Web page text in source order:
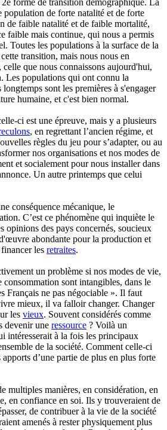
population de forte natalité et de forte
de faible natalité et de faible mortalité,
faible mais continue, qui nous a permis
Toutes les populations à la surface de la
transition, mais nous nous en
que nous connaissons aujourd'hui,
Les populations qui ont connu la
sont les premières à s'engager
humaine, et c'est bien normal.
ci est une épreuve, mais y a plusieurs
, en regrettant l’ancien régime, et
règles du jeu pour s’adapter, ou au
nos organisations et nos modes de
et socialement pour nous installer dans
Un autre printemps que celui
conséquence mécanique, le
C’est ce phénomène qui inquiète le
opinions des pays concernés, soucieux
abondante pour la production et
les retraites.
un problème si nos modes de vie,
consommation sont intangibles, dans le
Français ne pas négociable ». Il faut
mieux, il va falloir changer. Changer
les vieux. Souvent considérés comme
devenir une ressource ? Voilà un
intéresserait à la fois les principaux
de la société. Comment celle-ci
d’une partie de plus en plus forte
multiples manières, en considération, en
en confiance en soi. Ils y trouveraient de
de contribuer à la vie de la société
amenés à rester physiquement plus